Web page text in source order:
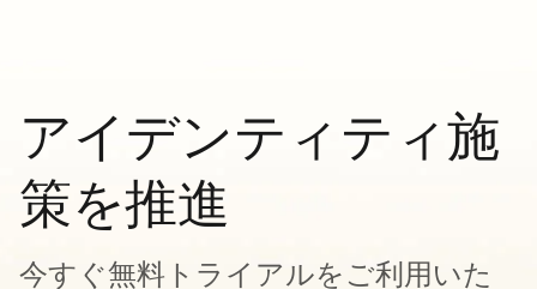
アイデンティティ施
策を推進
今すぐ無料トライアルをご利用いた